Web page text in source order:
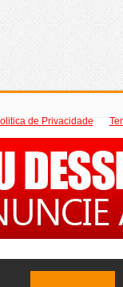
de Privacidade